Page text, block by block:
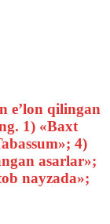
e’lon qilingan
1) «Baxt
4)
asarlar»;
nayzada»;